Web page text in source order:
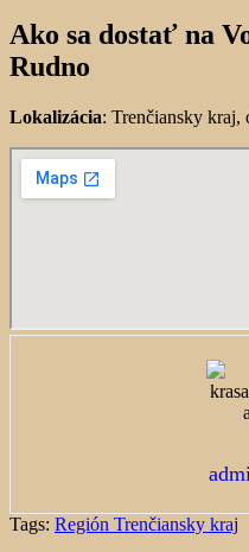
Ako sa dostať na
Rudno
Lokalizácia: Trenčiansky kraj,
Tags: Región Trenčiansky kraj